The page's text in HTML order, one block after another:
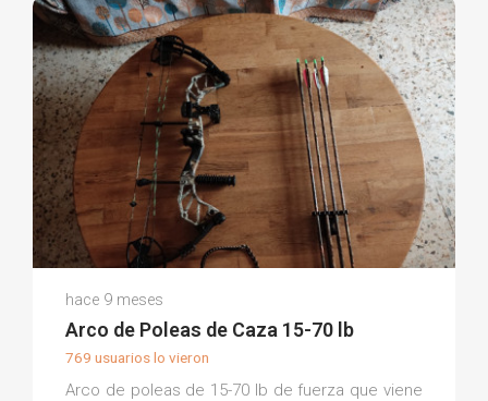
hace 9 meses
Arco de Poleas de Caza 15-70 lb
769 usuarios lo vieron
Arco de poleas de 15-70 lb de fuerza que viene